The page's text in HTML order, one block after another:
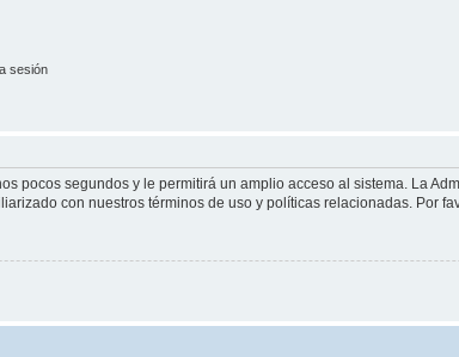
sesión
pocos segundos y le permitirá un amplio acceso al sistema. La
con nuestros términos de uso y políticas relacionadas. Por